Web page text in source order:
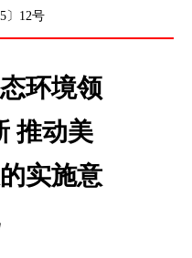
〕12号
环境领
推动美
实施意